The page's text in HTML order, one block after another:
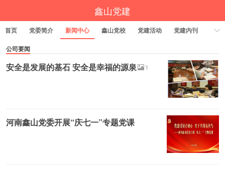
鑫山党建
首页 党委简介 新闻中心 鑫山党校 党建活动 党建内刊
公司要闻
安全是发展的基石 安全是幸福的源泉 1
河南鑫山党委开展“庆七一”专题党课